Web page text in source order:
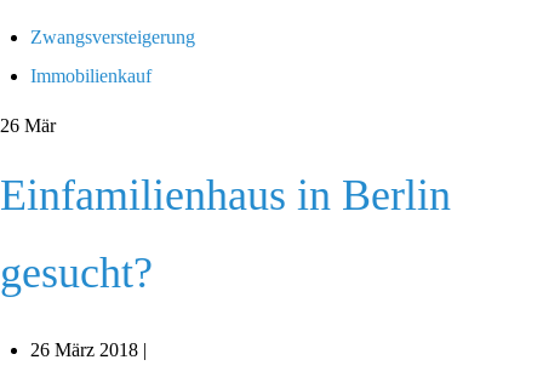
Zwangsversteigerung
Immobilienkauf
26 Mär
Einfamilienhaus in Berlin
gesucht?
26 März 2018 |